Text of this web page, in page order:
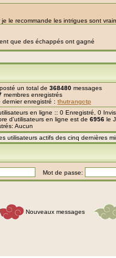
un total de 368480 messages
membres enregistrés
enregistré : thutrangctp
en ligne :: 0 Enregistré, 0
d'utilisateurs en ligne est de 6956 le
Aucun
utilisateurs actifs des cinq dernières
Mot de passe:
Nouveaux messages